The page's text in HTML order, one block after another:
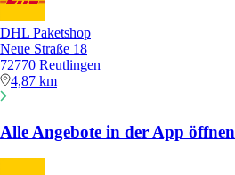
DHL Paketshop
Neue Straße 18
72770 Reutlingen
4,87 km
Alle Angebote in der App öffnen